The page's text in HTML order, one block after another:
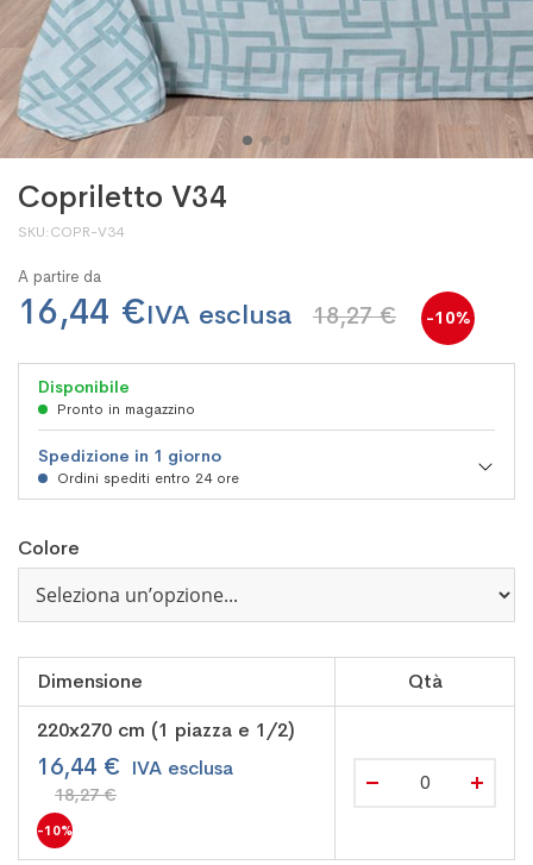
Copriletto V34
SKU COPR-V34
Disponibile
Pronto in magazzino
Spedizione in 1 giorno
Ordini spediti entro 24 ore
A partire da
16,44 € 18,27 € -10%
Colore
Dimensione
Qtà
220x270 cm (1 piazza e 1/2)
16,44 €
18,27 €
-10%